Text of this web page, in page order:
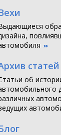
статей
об